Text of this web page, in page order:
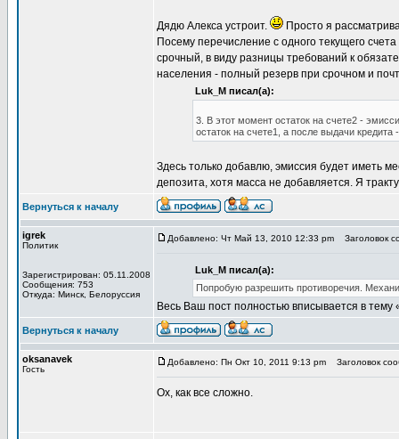
Дядю Алекса устроит.
Просто я
Посему перечисление с одного текущего
срочный, в виду разницы требований к
населения - полный резерв при срочном и
Luk_M писал(а):
3. В этот момент остаток на счете2 -
остаток на счете1, а после выдачи кредита
Здесь только добавлю, эмиссия будет иметь
депозита, хотя масса не добавляется. Я
Вернуться к началу
igrek
Политик
Зарегистрирован: 05.11.2008
Сообщения: 753
Откуда: Минск, Белоруссия
Добавлено: Чт Май 13, 2010 12:33 pm Заголовок
Luk_M писал(а):
Попробую разрешить противоречия.
Весь Ваш пост полностью вписывается в
Вернуться к началу
oksanavek
Гость
Добавлено: Пн Окт 10, 2011 9:13 pm Заголовок
Ох, как все сложно.